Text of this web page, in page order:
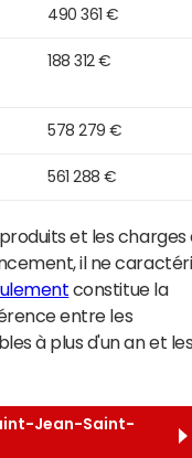
490 361 €
188 312 €
578 279 €
561 288 €
et les charges
il ne
constitue la
entre les
à plus d'un an et les
Jean-Saint-